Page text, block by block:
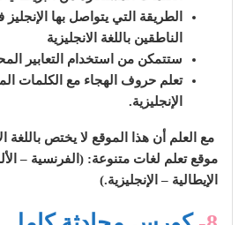
الطريقة التي يتواصل بها الإنجليز
الناطقين باللغة الانجليزية
ستتمكن من استخدام التعابير
تعلم حروف الهجاء مع الكلمات
الإنجليزية.
مع العلم أن هذا الموقع لا يختص باللغة
موقع تعلم لغات متنوعة: (الفرنسية –
الإيطالية – الإنجليزية.)